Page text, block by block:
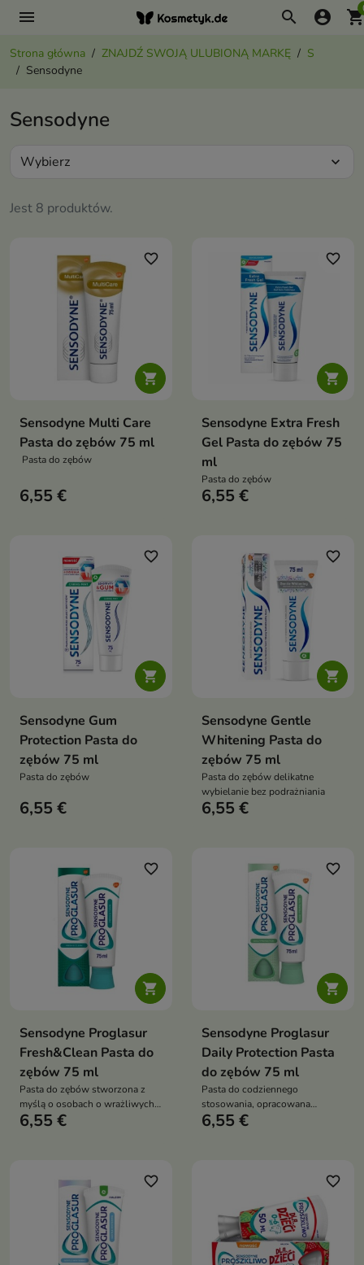
menu search account_circle
Strona główna ZNAJDŹ SWOJĄ ULUBIONĄ MARKĘ
S
Sensodyne
Sensodyne
Jest 8 produktów.
Wybierz expand_more

favorite_border
Sensodyne Multi Care
Pasta do zębów 75 ml
Pasta do zębów
6,55 €

favorite_border
Sensodyne Extra Fresh
Gel Pasta do zębów 75
ml
Pasta do zębów
6,55 €

favorite_border
Sensodyne Gum
Protection Pasta do
zębów 75 ml
Pasta do zębów
6,55 €

favorite_border
Sensodyne Gentle
Whitening Pasta do
zębów 75 ml
Pasta do zębów delikatne
wybielanie bez podrażniania
6,55 €

favorite_border
Sensodyne Proglasur
Fresh&Clean Pasta do
zębów 75 ml
Pasta do zębów stworzona z
myślą o osobach o wrażliwych
zębach
6,55 €

favorite_border
Sensodyne Proglasur
Daily Protection Pasta
do zębów 75 ml
Pasta do codziennego
stosowania, opracowana
specjalnie dla osób o
6,55 €
favorite_border favorite_border